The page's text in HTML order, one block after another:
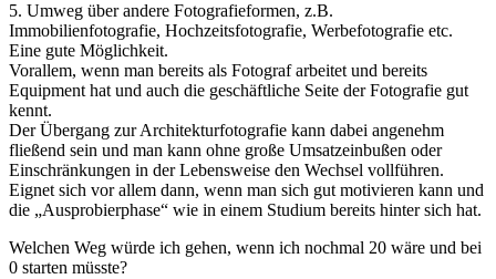
‍5. Umweg über andere Fotografieformen, z.B.
Immobilienfotografie, Hochzeitsfotografie, Werbefotografie etc.
Eine gute Möglichkeit.
Vorallem, wenn man bereits als Fotograf arbeitet und bereits
Equipment hat und auch die geschäftliche Seite der Fotografie gut
kennt.
Der Übergang zur Architekturfotografie kann dabei angenehm
fließend sein und man kann ohne große Umsatzeinbußen oder
Einschränkungen in der Lebensweise den Wechsel vollführen.
Eignet sich vor allem dann, wenn man sich gut motivieren kann und
die „Ausprobierphase“ wie in einem Studium bereits hinter sich hat.
‍Welchen Weg würde ich gehen, wenn ich nochmal 20 wäre und bei
0 starten müsste?